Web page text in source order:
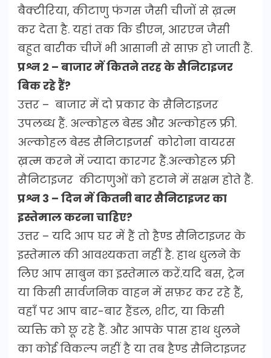
बैक्टीरिया, कीटाणु फंगस जैसी चीजों से ख़त्म
कर देता है. यहां तक कि डीएन, आरएन जैसी
बहुत बारीक चीजें भी आसानी से साफ़ हो जाती हैं.
प्रश्न 2 – बाजार में कितने तरह के सैनिटाइजर
बिक रहे हैं?
उत्तर – बाजार में दो प्रकार के सैनिटाइजर
उपलब्ध हैं. अल्कोहल बेस्ड और अल्कोहल फ्री.
अल्कोहल बेस्ड सैनिटाइजर्स कोरोना वायरस
ख़त्म करने में ज्यादा कारगर हैं.अल्कोहल फ्री
सैनिटाइजर कीटाणुओं को हटाने में सक्षम होते हैं.
प्रश्न 3 – दिन में कितनी बार सैनिटाइजर का
इस्तेमाल करना चाहिए?
उत्तर – यदि आप घर में हैं तो हैण्ड सैनिटाइजर के
इस्तेमाल की आवश्यकता नहीं है. हाथ धुलने के
लिए आप साबुन का इस्तेमाल करें.यदि बस, ट्रेन
या किसी सार्वजनिक वाहन में सफ़र कर रहे हैं,
वहाँ पर आप बार-बार हैंडल, शीट, या किसी
व्यक्ति को छू रहे हैं. और आपके पास हाथ धुलने
का कोई विकल्प नहीं है या तब हैण्ड सैनिटाइजर